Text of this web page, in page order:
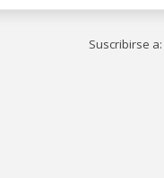
Suscribirse a: